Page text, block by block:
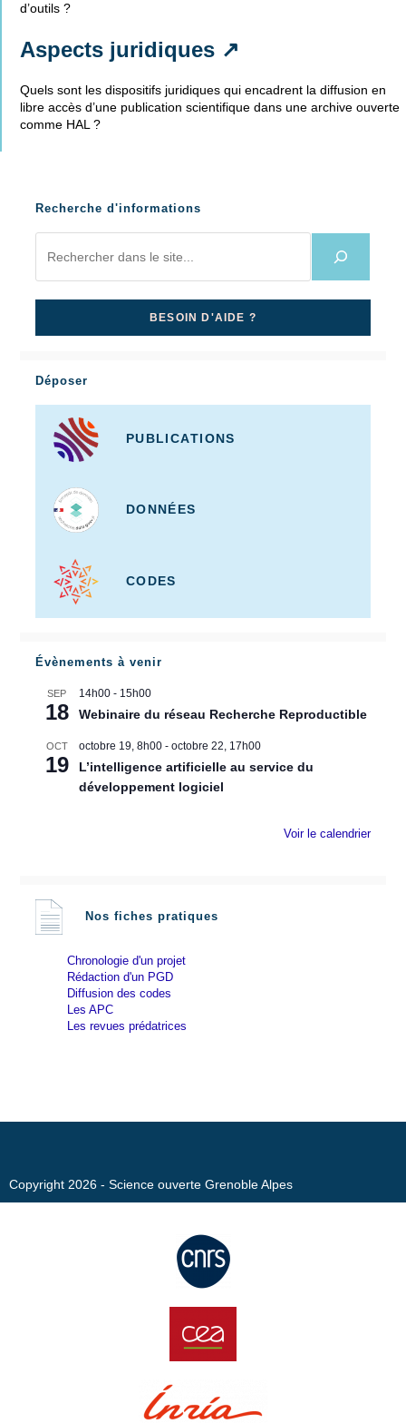
d’outils ?
Aspects juridiques ↗
Quels sont les dispositifs juridiques qui encadrent la diffusion en
libre accès d’une publication scientifique dans une archive ouverte
comme HAL ?
Recherche d'informations
BESOIN D'AIDE ?
Déposer
PUBLICATIONS
DONNÉES
CODES
Évènements à venir
SEP
18
14h00- 15h00
Webinaire du réseau Recherche Reproductible
OCT
19
octobre 19, 8h00- octobre 22, 17h00
L’intelligence artificielle au service du
développement logiciel
Voir le calendrier
Nos fiches pratiques
Chronologie d'un projet
Rédaction d'un PGD
Diffusion des codes
Les APC
Les revues prédatrices
Copyright 2026 - Science ouverte Grenoble Alpes